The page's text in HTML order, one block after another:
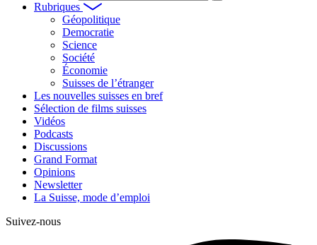
Rubriques
Géopolitique
Democratie
Science
Société
Économie
Suisses de l’étranger
Les nouvelles suisses en bref
Sélection de films suisses
Vidéos
Podcasts
Discussions
Grand Format
Opinions
Newsletter
La Suisse, mode d’emploi
Suivez-nous